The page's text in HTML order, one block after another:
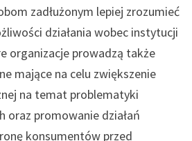
zadłużonym lepiej zrozumieć
działania wobec instytucji
organizacje prowadzą także
mające na celu zwiększenie
na temat problematyki
promowanie działań
konsumentów przed